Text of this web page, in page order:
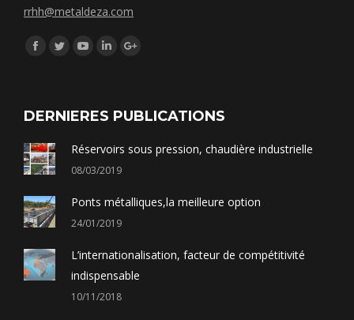
rrhh@metaldeza.com
Síguenos en:
Facebook
TwitterYouTube
DERNIERES PUBLICATIONS
Réservoirs sous pression, chaudière industrielle
08/03/2019
Ponts métalliques,la meilleure option
24/01/2019
L’internationalisation, facteur de compétitivité
indispensable
10/11/2018